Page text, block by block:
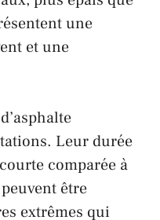
une
et une
Leur durée
comparée à
être
extrêmes qui